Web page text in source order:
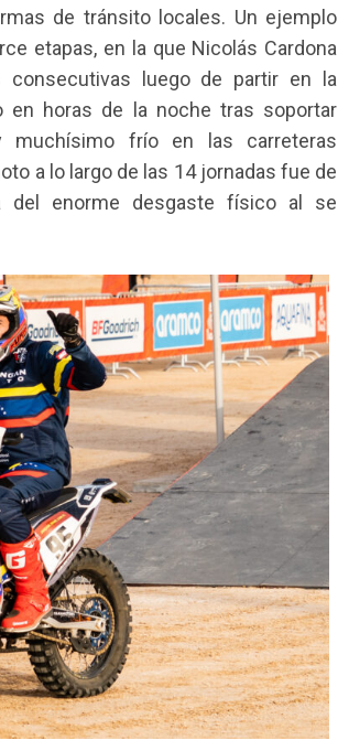
de tránsito locales. Un ejemplo
etapas, en la que Nicolás Cardona
luego de partir en la
en horas de la noche tras soportar
muchísimo frío en las carreteras
a lo largo de las 14 jornadas fue de
del enorme desgaste físico al se